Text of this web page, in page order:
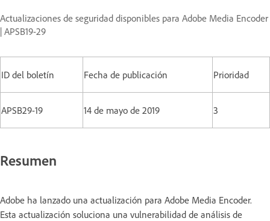
Actualizaciones de seguridad disponibles para Adobe Media Encoder
| APSB19-29
ID del boletín Fecha de publicación Prioridad
APSB29-19 14 de mayo de 2019 3
Resumen
Adobe ha lanzado una actualización para Adobe Media Encoder.
Esta actualización soluciona una vulnerabilidad de análisis de